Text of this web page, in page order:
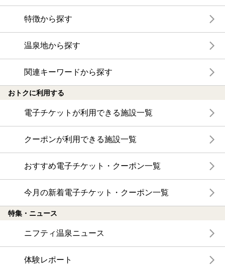
特徴から探す
温泉地から探す
関連キーワードから探す
おトクに利用する
電子チケットが利用できる施設一覧
クーポンが利用できる施設一覧
おすすめ電子チケット・クーポン一覧
今月の新着電子チケット・クーポン一覧
特集・ニュース
ニフティ温泉ニュース
体験レポート